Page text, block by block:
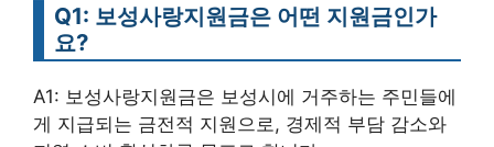
Q1: 보성사랑지원금은 어떤 지원금인가
요?
A1: 보성사랑지원금은 보성시에 거주하는 주민들에
게 지급되는 금전적 지원으로, 경제적 부담 감소와